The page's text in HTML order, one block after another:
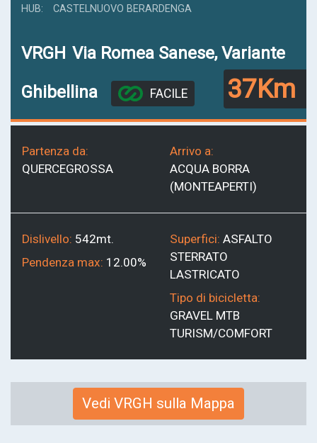
HUB CASTELNUOVO BERARDENGA
VRGH Via Romea Sanese, Variante
Ghibellina
37Km
FACILE
Partenza da:
QUERCEGROSSA
Arrivo a:
ACQUA BORRA
(MONTEAPERTI)
Dislivello: 542mt.
Pendenza max: 12.00%
Superfici: ASFALTO
STERRATO
LASTRICATO
Tipo di bicicletta:
GRAVEL MTB
TURISM/COMFORT
Vedi VRGH sulla Mappa